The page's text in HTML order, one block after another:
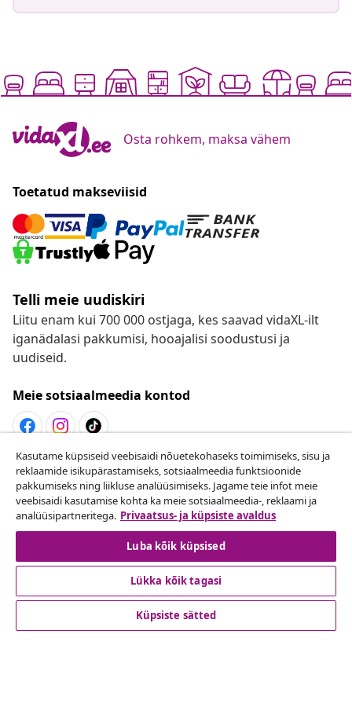
Osta rohkem, maksa vähem
Toetatud makseviisid
Telli meie uudiskiri
Liitu enam kui 700 000 ostjaga, kes saavad vidaXL-ilt
iganädalasi pakkumisi, hooajalisi soodustusi ja
uudiseid.
Meie sotsiaalmeedia kontod
Lepingust taganemine
Esita oma tellimuse kohta tagastamissoov.
Lepingust taganemine
Klienditeenindus
Kasutame küpsiseid veebisaidi nõuetekohaseks toimimiseks, sisu ja
reklaamide isikupärastamiseks, sotsiaalmeedia funktsioonide
pakkumiseks ning liikluse analüüsimiseks. Jagame teie infot meie
veebisaidi kasutamise kohta ka meie sotsiaalmeedia-, reklaami ja
analüüsipartneritega. Privaatsus- ja küpsiste avaldus
Luba kõik küpsised
Lükka kõik tagasi
Küpsiste sätted